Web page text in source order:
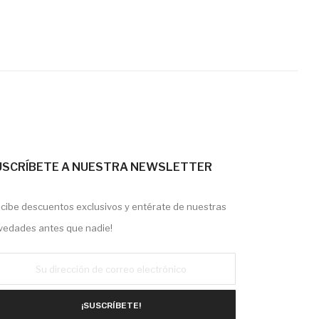
A NUESTRA NEWSLETTER
descuentos exclusivos y entérate de nuestras
antes que nadie!